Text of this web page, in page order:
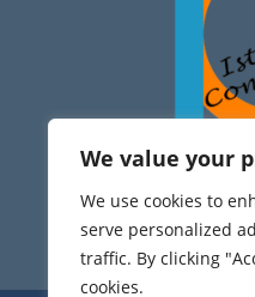
We value your
We use cookies to
serve personalized
traffic. By clicking
cookies.
HOME-